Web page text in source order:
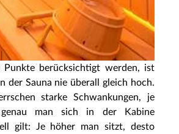
berücksichtigt werden, ist
der Sauna nie überall gleich hoch.
starke Schwankungen, je
man sich in der Kabine
gilt: Je höher man sitzt, desto